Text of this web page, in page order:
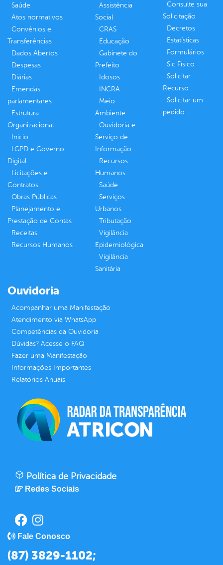
Saúde
Atos normativos
Convênios e
Transferências
Dados Abertos
Despesas
Diárias
Emendas
parlamentares
Estrutura
Organizacional
Inicio
LGPD e Governo
Digital
Licitações e
Contratos
Obras Públicas
Planejamento e
Prestação de Contas
Receitas
Recursos Humanos
Assistência
Social
CRAS
Educação
Gabinete do
Prefeito
Idosos
INCRA
Meio
Ambiente
Ouvidoria e
Serviço de
Informação
Recursos
Humanos
Saúde
Serviços
Urbanos
Tributação
Vigilância
Epidemiológica
Vigilância
Sanitária
Consulte sua
Solicitação
Decretos
Estatísticas
Formulários
Sic Físico
Solicitar
Recurso
Solicitar um
pedido
Ouvidoria
Acompanhar uma Manifestação
Atendimento via WhatsApp
Competências da Ouvidoria
Dúvidas? Acesse o FAQ
Fazer uma Manifestação
Informações Importantes
Relatórios Anuais
Política de Privacidade
Redes Sociais
Fale Conosco
(87) 3829-1102;